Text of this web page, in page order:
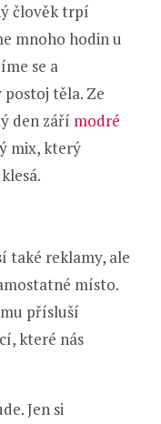
člověk trpí
mnoho hodin u
se a
postoj těla. Ze
den září modré
mix, který
také reklamy, ale
místo.
přísluší
které nás
Jen si